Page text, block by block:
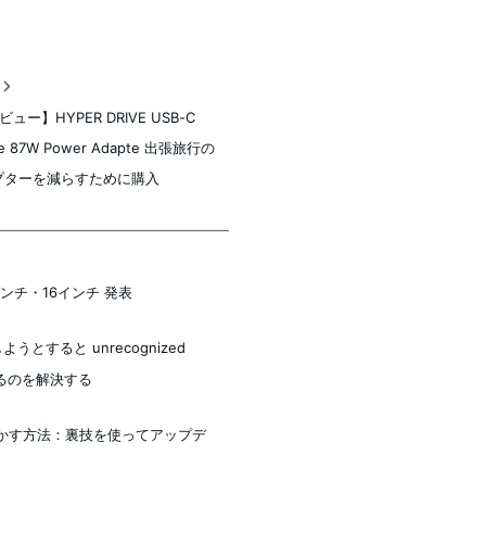
ュー】HYPER DRIVE USB-C
87W Power Adapte 出張旅行の
ーを減らすために購入
チ・16インチ 発表
うとすると unrecognized
を解決する
方法：裏技を使ってアップデ